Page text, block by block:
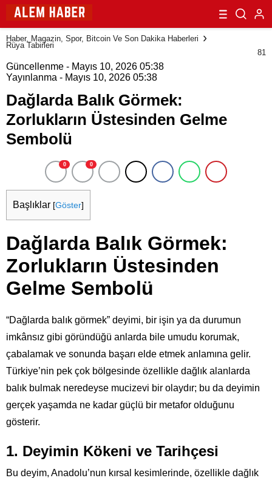
Haber, Magazin, Spor, Bitcoin Ve Son Dakika Haberleri
Rüya Tabirleri
81
Güncellenme - Mayıs 10, 2026 05:38
Yayınlanma - Mayıs 10, 2026 05:38
Dağlarda Balık Görmek:
Zorlukların Üstesinden Gelme
Sembolü
0 0
Başlıklar [Göster]
Dağlarda Balık Görmek:
Zorlukların Üstesinden
Gelme Sembolü
“Dağlarda balık görmek” deyimi, bir işin ya da durumun
imkânsız gibi göründüğü anlarda bile umudu korumak,
çabalamak ve sonunda başarı elde etmek anlamına gelir.
Türkiye’nin pek çok bölgesinde özellikle dağlık alanlarda
balık bulmak neredeyse mucizevi bir olaydır; bu da deyimin
gerçek yaşamda ne kadar güçlü bir metafor olduğunu
gösterir.
1. Deyimin Kökeni ve Tarihçesi
Bu deyim, Anadolu’nun kırsal kesimlerinde, özellikle dağlık